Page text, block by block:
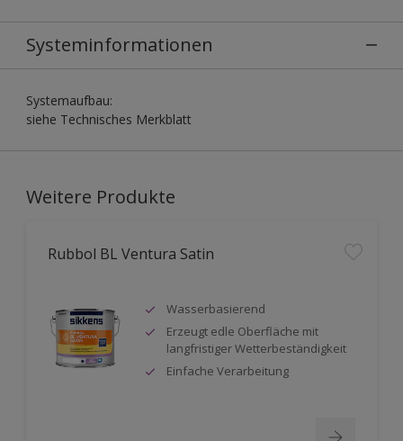
Systeminformationen
Systemaufbau:
siehe Technisches Merkblatt
Weitere Produkte
Rubbol BL Ventura Satin
Wasserbasierend
Erzeugt edle Oberfläche mit
langfristiger Wetterbeständigkeit
Einfache Verarbeitung